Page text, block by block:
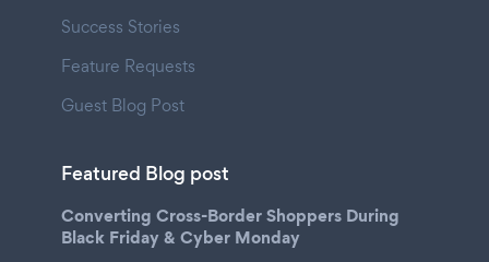
Success Stories
Feature Requests
Guest Blog Post
Featured Blog post
Converting Cross-Border Shoppers During
Black Friday & Cyber Monday